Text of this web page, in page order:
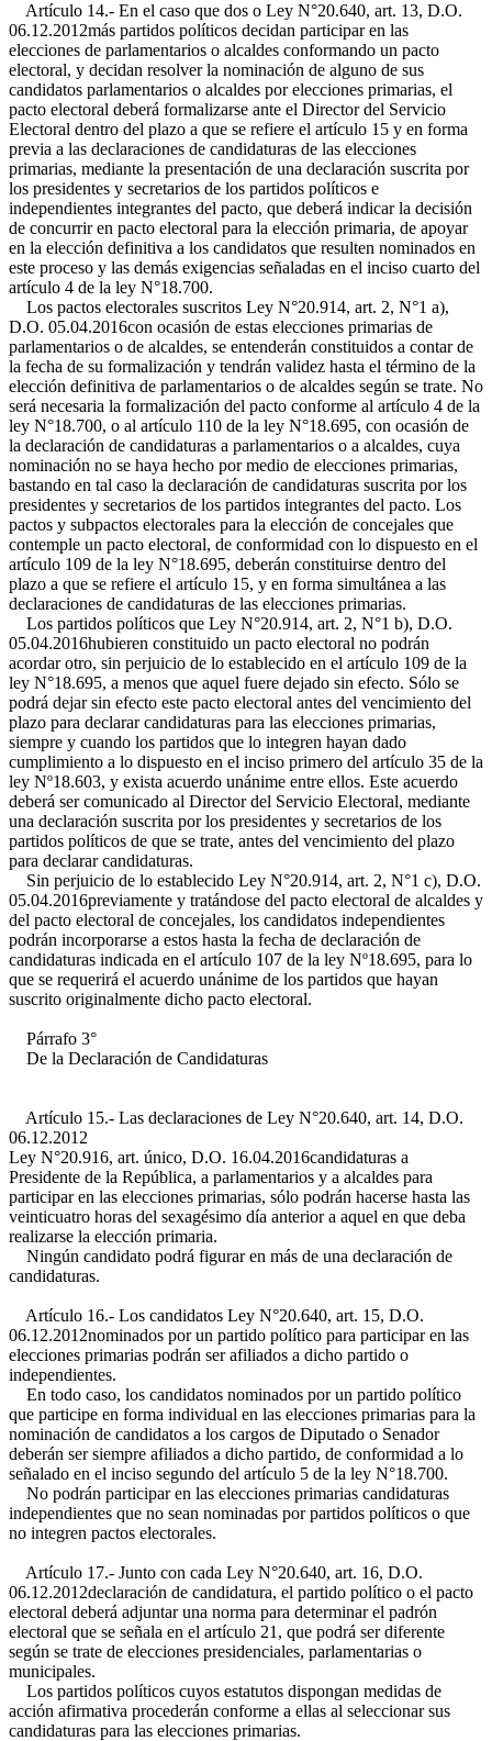
Artículo 14.- En el caso que dos o Ley N°20.640, art. 13, D.O.
06.12.2012más partidos políticos decidan participar en las
elecciones de parlamentarios o alcaldes conformando un pacto
electoral, y decidan resolver la nominación de alguno de sus
candidatos parlamentarios o alcaldes por elecciones primarias, el
pacto electoral deberá formalizarse ante el Director del Servicio
Electoral dentro del plazo a que se refiere el artículo 15 y en forma
previa a las declaraciones de candidaturas de las elecciones
primarias, mediante la presentación de una declaración suscrita por
los presidentes y secretarios de los partidos políticos e
independientes integrantes del pacto, que deberá indicar la decisión
de concurrir en pacto electoral para la elección primaria, de apoyar
en la elección definitiva a los candidatos que resulten nominados en
este proceso y las demás exigencias señaladas en el inciso cuarto del
artículo 4 de la ley N°18.700.
Los pactos electorales suscritos Ley N°20.914, art. 2, N°1 a),
D.O. 05.04.2016con ocasión de estas elecciones primarias de
parlamentarios o de alcaldes, se entenderán constituidos a contar de
la fecha de su formalización y tendrán validez hasta el término de la
elección definitiva de parlamentarios o de alcaldes según se trate. No
será necesaria la formalización del pacto conforme al artículo 4 de la
ley N°18.700, o al artículo 110 de la ley N°18.695, con ocasión de
la declaración de candidaturas a parlamentarios o a alcaldes, cuya
nominación no se haya hecho por medio de elecciones primarias,
bastando en tal caso la declaración de candidaturas suscrita por los
presidentes y secretarios de los partidos integrantes del pacto. Los
pactos y subpactos electorales para la elección de concejales que
contemple un pacto electoral, de conformidad con lo dispuesto en el
artículo 109 de la ley N°18.695, deberán constituirse dentro del
plazo a que se refiere el artículo 15, y en forma simultánea a las
declaraciones de candidaturas de las elecciones primarias.
Los partidos políticos que Ley N°20.914, art. 2, N°1 b), D.O.
05.04.2016hubieren constituido un pacto electoral no podrán
acordar otro, sin perjuicio de lo establecido en el artículo 109 de la
ley N°18.695, a menos que aquel fuere dejado sin efecto. Sólo se
podrá dejar sin efecto este pacto electoral antes del vencimiento del
plazo para declarar candidaturas para las elecciones primarias,
siempre y cuando los partidos que lo integren hayan dado
cumplimiento a lo dispuesto en el inciso primero del artículo 35 de la
ley Nº18.603, y exista acuerdo unánime entre ellos. Este acuerdo
deberá ser comunicado al Director del Servicio Electoral, mediante
una declaración suscrita por los presidentes y secretarios de los
partidos políticos de que se trate, antes del vencimiento del plazo
para declarar candidaturas.
Sin perjuicio de lo establecido Ley N°20.914, art. 2, N°1 c), D.O.
05.04.2016previamente y tratándose del pacto electoral de alcaldes y
del pacto electoral de concejales, los candidatos independientes
podrán incorporarse a estos hasta la fecha de declaración de
candidaturas indicada en el artículo 107 de la ley Nº18.695, para lo
que se requerirá el acuerdo unánime de los partidos que hayan
suscrito originalmente dicho pacto electoral.
Párrafo 3°
De la Declaración de Candidaturas
Artículo 15.- Las declaraciones de Ley N°20.640, art. 14, D.O.
06.12.2012
Ley N°20.916, art. único, D.O. 16.04.2016candidaturas a
Presidente de la República, a parlamentarios y a alcaldes para
participar en las elecciones primarias, sólo podrán hacerse hasta las
veinticuatro horas del sexagésimo día anterior a aquel en que deba
realizarse la elección primaria.
Ningún candidato podrá figurar en más de una declaración de
candidaturas.
Artículo 16.- Los candidatos Ley N°20.640, art. 15, D.O.
06.12.2012nominados por un partido político para participar en las
elecciones primarias podrán ser afiliados a dicho partido o
independientes.
En todo caso, los candidatos nominados por un partido político
que participe en forma individual en las elecciones primarias para la
nominación de candidatos a los cargos de Diputado o Senador
deberán ser siempre afiliados a dicho partido, de conformidad a lo
señalado en el inciso segundo del artículo 5 de la ley N°18.700.
No podrán participar en las elecciones primarias candidaturas
independientes que no sean nominadas por partidos políticos o que
no integren pactos electorales.
Artículo 17.- Junto con cada Ley N°20.640, art. 16, D.O.
06.12.2012declaración de candidatura, el partido político o el pacto
electoral deberá adjuntar una norma para determinar el padrón
electoral que se señala en el artículo 21, que podrá ser diferente
según se trate de elecciones presidenciales, parlamentarias o
municipales.
Los partidos políticos cuyos estatutos dispongan medidas de
acción afirmativa procederán conforme a ellas al seleccionar sus
candidaturas para las elecciones primarias.